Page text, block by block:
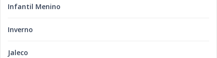
Infantil Menino
Inverno
Jaleco